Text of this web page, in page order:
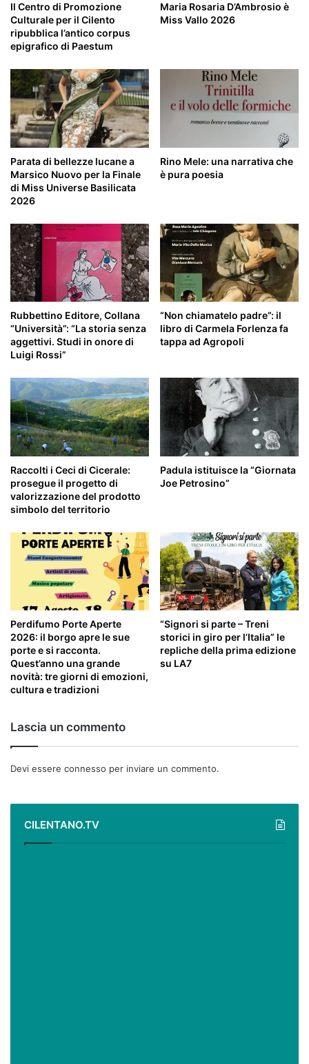
Il Centro di Promozione
Culturale per il Cilento
ripubblica l’antico corpus
epigrafico di Paestum
Maria Rosaria D’Ambrosio è
Miss Vallo 2026
Parata di bellezze lucane a
Marsico Nuovo per la Finale
di Miss Universe Basilicata
2026
Rino Mele: una narrativa che
è pura poesia
Rubbettino Editore, Collana
“Università”: “La storia senza
aggettivi. Studi in onore di
Luigi Rossi”
“Non chiamatelo padre”: il
libro di Carmela Forlenza fa
tappa ad Agropoli
Raccolti i Ceci di Cicerale:
prosegue il progetto di
valorizzazione del prodotto
simbolo del territorio
Padula istituisce la “Giornata
Joe Petrosino”
Perdifumo Porte Aperte
2026: il borgo apre le sue
porte e si racconta.
Quest’anno una grande
novità: tre giorni di emozioni,
cultura e tradizioni
“Signori si parte – Treni
storici in giro per l’Italia” le
repliche della prima edizione
su LA7
Lascia un commento
Devi essere connesso per inviare un commento.
CILENTANO.TV